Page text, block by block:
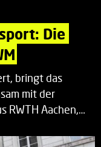
Die
bringt das
mit der
RWTH Aachen,…